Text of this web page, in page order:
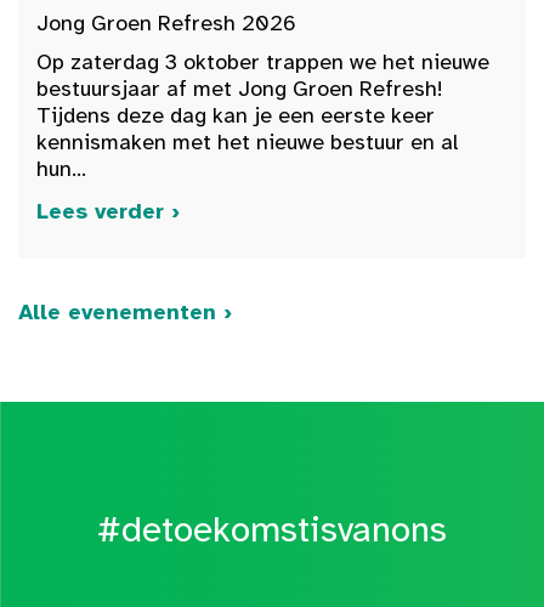
Jong Groen Refresh 2026
Op zaterdag 3 oktober trappen we het nieuwe
bestuursjaar af met Jong Groen Refresh!
Tijdens deze dag kan je een eerste keer
kennismaken met het nieuwe bestuur en al
hun...
Lees verder ›
Alle evenementen ›
#detoekomstisvanons